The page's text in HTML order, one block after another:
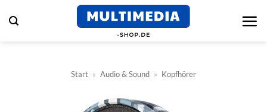
Inhalt
Start » Audio & Sound » Kopfhörer